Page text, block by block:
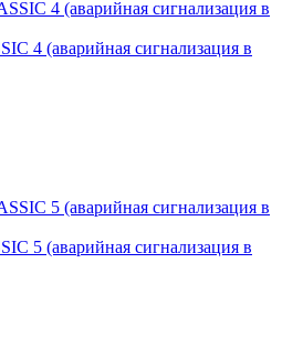
(аварийная сигнализация в
(аварийная сигнализация в